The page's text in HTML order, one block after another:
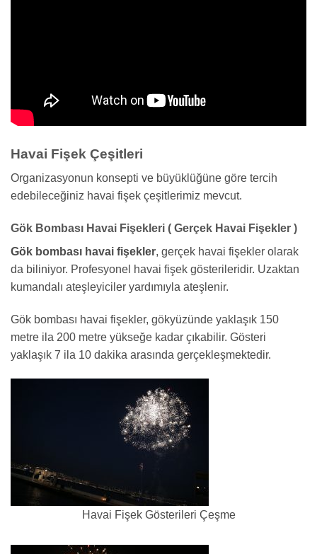
Havai Fişek Çeşitleri
Organizasyonun konsepti ve büyüklüğüne göre tercih
edebileceğiniz havai fişek çeşitlerimiz mevcut.
Gök Bombası Havai Fişekleri ( Gerçek Havai Fişekler )
Gök bombası havai fişekler, gerçek havai fişekler olarak
da biliniyor. Profesyonel havai fişek gösterileridir. Uzaktan
kumandalı ateşleyiciler yardımıyla ateşlenir.
Gök bombası havai fişekler, gökyüzünde yaklaşık 150
metre ila 200 metre yükseğe kadar çıkabilir. Gösteri
yaklaşık 7 ila 10 dakika arasında gerçekleşmektedir.
Havai Fişek Gösterileri Çeşme